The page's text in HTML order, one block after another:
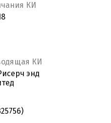
КИ
КИ
энд